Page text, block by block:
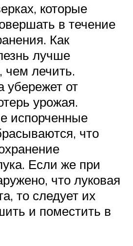
которые
в течение
Как
лучше
чем лечить.
убережет от
урожая.
испорченные
что
Если же при
что луковая
то следует их
и поместить в